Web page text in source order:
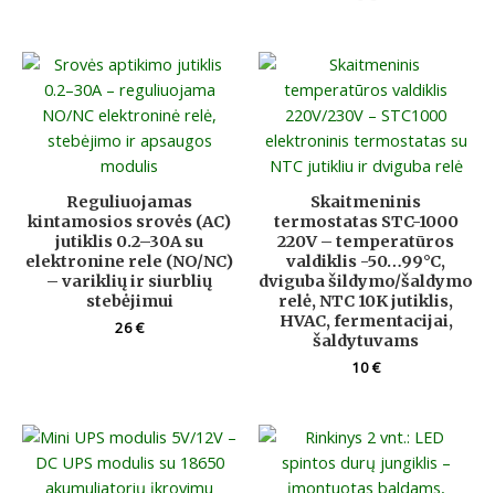
Reguliuojamas
kintamosios srovės (AC)
jutiklis 0.2–30A su
elektronine rele (NO/NC)
– variklių ir siurblių
stebėjimui
26€
Skaitmeninis
termostatas STC-1000
220V – temperatūros
valdiklis -50…99°C,
dviguba šildymo/šaldymo
relė, NTC 10K jutiklis,
HVAC, fermentacijai,
šaldytuvams
10€